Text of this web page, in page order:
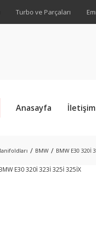
Turbo ve Parçaları
Anasayfa İletişim
BMW BMW E30 320İ